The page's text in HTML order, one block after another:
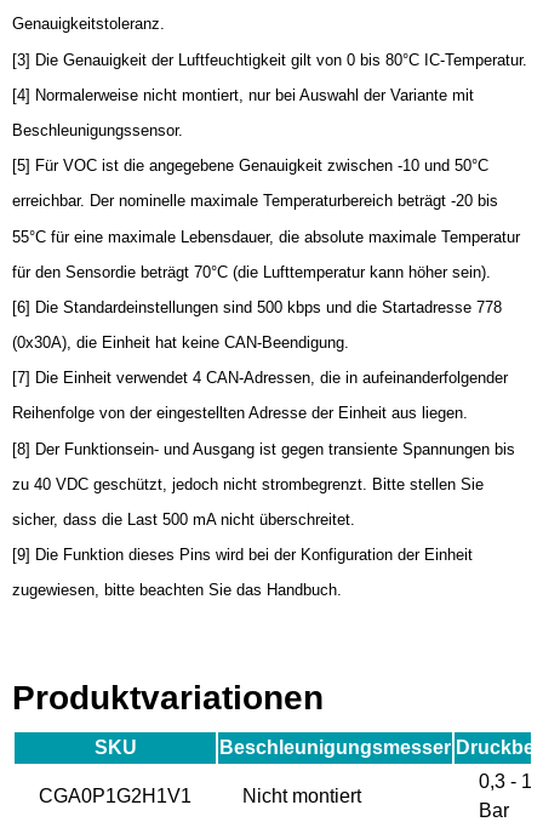
Genauigkeitstoleranz.
[3] Die Genauigkeit der Luftfeuchtigkeit gilt von 0 bis 80°C IC-Temperatur.
[4] Normalerweise nicht montiert, nur bei Auswahl der Variante mit
Beschleunigungssensor.
[5] Für VOC ist die angegebene Genauigkeit zwischen -10 und 50°C
erreichbar. Der nominelle maximale Temperaturbereich beträgt -20 bis
55°C für eine maximale Lebensdauer, die absolute maximale Temperatur
für den Sensordie beträgt 70°C (die Lufttemperatur kann höher sein).
[6] Die Standardeinstellungen sind 500 kbps und die Startadresse 778
(0x30A), die Einheit hat keine CAN-Beendigung.
[7] Die Einheit verwendet 4 CAN-Adressen, die in aufeinanderfolgender
Reihenfolge von der eingestellten Adresse der Einheit aus liegen.
[8] Der Funktionsein- und Ausgang ist gegen transiente Spannungen bis
zu 40 VDC geschützt, jedoch nicht strombegrenzt. Bitte stellen Sie
sicher, dass die Last 500 mA nicht überschreitet.
[9] Die Funktion dieses Pins wird bei der Konfiguration der Einheit
zugewiesen, bitte beachten Sie das Handbuch.
Produktvariationen
SKU Beschleunigungsmesser
CGA0P1G2H1V1 Nicht montiert
0,3 -
Bar